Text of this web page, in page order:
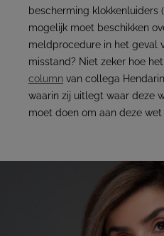
bescherming klokkenluiders
mogelijk moet beschikken
meldprocedure in het geval
misstand? Niet zeker hoe
column van collega
waarin zij uitlegt waar deze
moet doen om aan deze wet